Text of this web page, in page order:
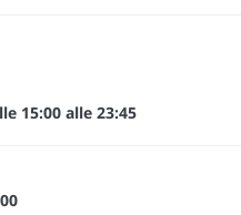
15:00 alle 23:45